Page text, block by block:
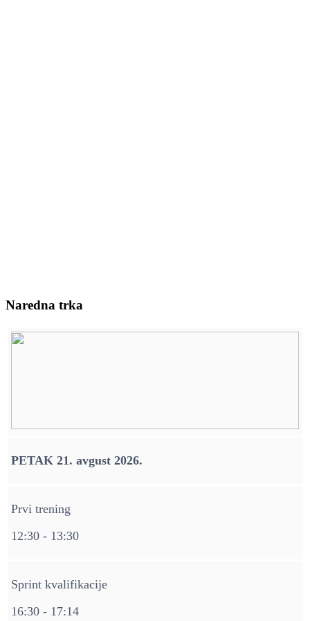
Naredna trka
PETAK 21. avgust 2026.
Prvi trening
12:30 - 13:30
Sprint kvalifikacije
16:30 - 17:14